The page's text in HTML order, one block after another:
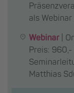
als
Webinar
Preis: 960,-
Matthias